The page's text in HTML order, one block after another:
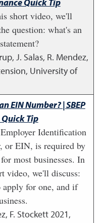
short video, we'll
question: what's an
J. Salas, R. Mendez,
University of
EIN Number? | SBEP
Tip
Identification
or EIN, is required by
most businesses. In
video, we'll discuss:
for one, and if
F. Stockett2021,